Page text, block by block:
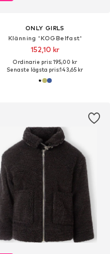
ONLY GIRLS
Klänning 'KOGBelfast'
152,10 kr
Ordinarie pris: 195,00 kr
Senaste lägsta pris:143,65 kr